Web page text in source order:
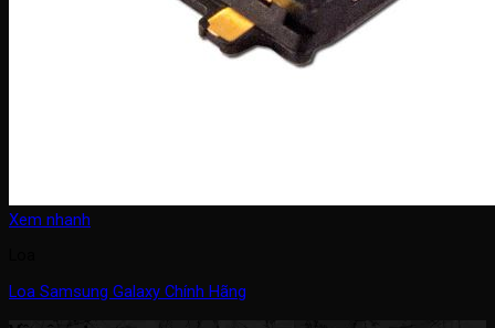
Xem nhanh
Loa Samsung Galaxy Chính Hãng